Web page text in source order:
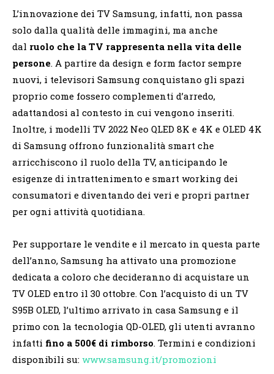
L’innovazione dei TV Samsung, infatti, non passa
solo dalla qualità delle immagini, ma anche
dal ruolo che la TV rappresenta nella vita delle
persone. A partire da design e form factor sempre
nuovi, i televisori Samsung conquistano gli spazi
proprio come fossero complementi d’arredo,
adattandosi al contesto in cui vengono inseriti.
Inoltre, i modelli TV 2022 Neo QLED 8K e 4K e OLED 4K
di Samsung offrono funzionalità smart che
arricchiscono il ruolo della TV, anticipando le
esigenze di intrattenimento e smart working dei
consumatori e diventando dei veri e propri partner
per ogni attività quotidiana.
Per supportare le vendite e il mercato in questa parte
dell’anno, Samsung ha attivato una promozione
dedicata a coloro che decideranno di acquistare un
TV OLED entro il 30 ottobre. Con l’acquisto di un TV
S95B OLED, l’ultimo arrivato in casa Samsung e il
primo con la tecnologia QD-OLED, gli utenti avranno
infatti fino a 500€ di rimborso. Termini e condizioni
disponibili su: www.samsung.it/promozioni